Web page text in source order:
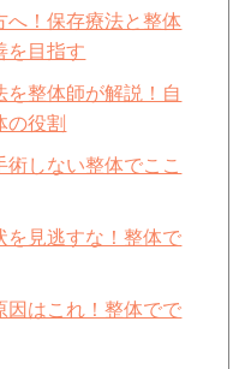
へ！保存療法と整体
を目指す
を整体師が解説！自
の役割
しない整体でここ
を見逃すな！整体で
因はこれ！整体でで